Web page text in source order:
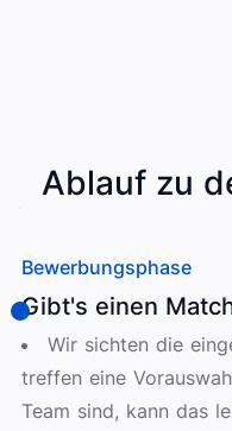
Ablauf zu
Bewerbungsphase
Gibt's einen
Wir sichten die
treffen eine
Team sind, kann das